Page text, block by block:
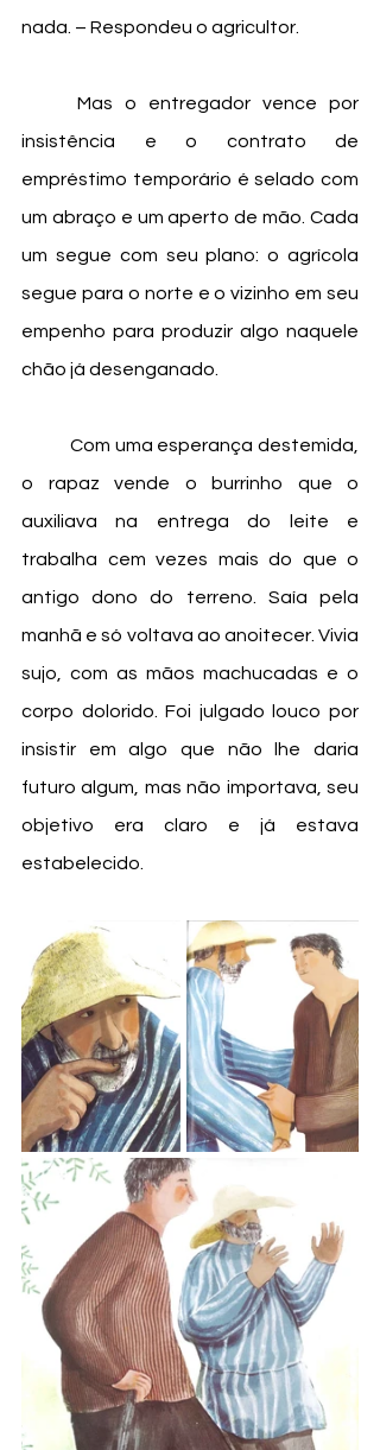
nada. – Respondeu o agricultor.
insistência e o contrato de
empréstimo temporário é selado com
um abraço e um aperto de mão. Cada
um segue com seu plano: o agrícola
segue para o norte e o vizinho em seu
empenho para produzir algo naquele
chão já desenganado.
o rapaz vende o burrinho que o
auxiliava na entrega do leite e
trabalha cem vezes mais do que o
antigo dono do terreno. Saía pela
manhã e só voltava ao anoitecer. Vivia
sujo, com as mãos machucadas e o
corpo dolorido. Foi julgado louco por
insistir em algo que não lhe daria
futuro algum, mas não importava, seu
objetivo era claro e já estava
estabelecido.